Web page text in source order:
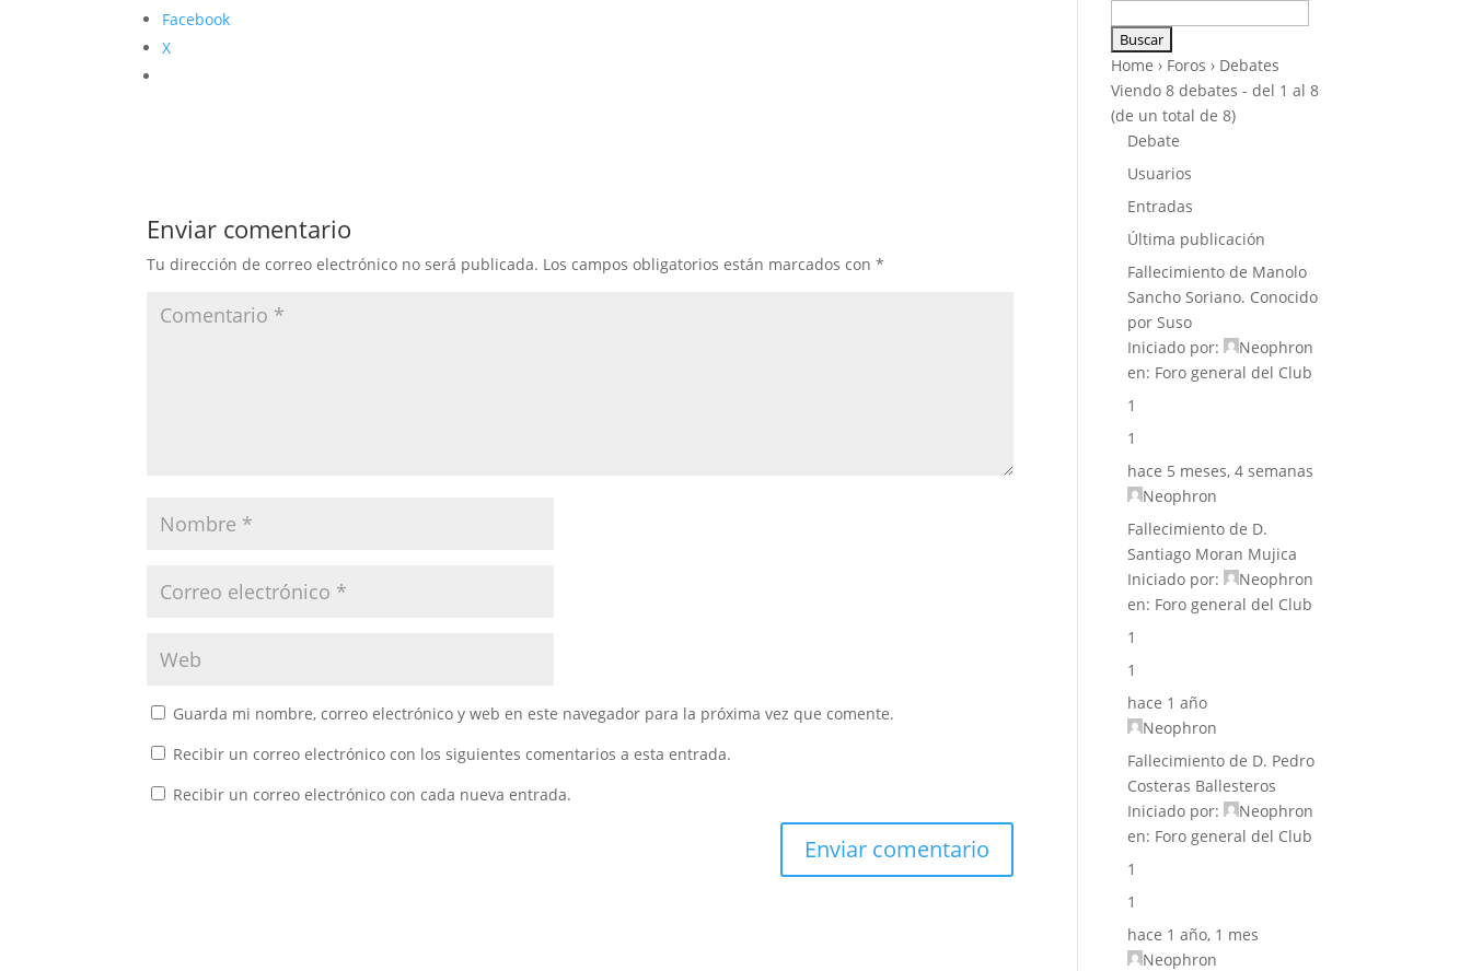
Facebook
X
Enviar comentario
Tu dirección de correo electrónico no será publicada. Los campos obligatorios están marcados con*
Guarda mi nombre, correo electrónico y web en este navegador para la próxima vez que comente.
Recibir un correo electrónico con los siguientes comentarios a esta entrada.
Recibir un correo electrónico con cada nueva entrada.
Home › Foros › Debates
Viendo 8 debates - del 1 al 8
(de un total de 8)
Debate
Usuarios
Entradas
Última publicación
Fallecimiento de Manolo
Sancho Soriano. Conocido
por Suso
Iniciado por:
Neophron
en: Foro general del Club
1
1
hace 5 meses, 4 semanas
Neophron
Fallecimiento de D.
Santiago Moran Mujica
Iniciado por:
Neophron
en: Foro general del Club
1
1
hace 1 año
Neophron
Fallecimiento de D. Pedro
Costeras Ballesteros
Iniciado por:
Neophron
en: Foro general del Club
1
1
hace 1 año, 1 mes
Neophron